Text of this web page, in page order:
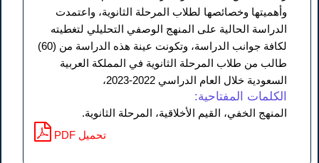
وأهميتها وخصائصها لطلاب المرحلة الثانوية، واعتمدت
الدراسة الحالية على المنهج الوصفي التحليلي لتغطيته
لكافة جوانب الدراسة، وتكونت عينة هذه الدراسة من (60)
طالب من طلاب المرحلة الثانوية في المملكة العربية
السعودية خلال العام الدراسي 2022-2023،
الكلمات المفتاحية:
المنهج الخفي، القيم الأخلاقية، المرحلة الثانوية.
PDF تحميل